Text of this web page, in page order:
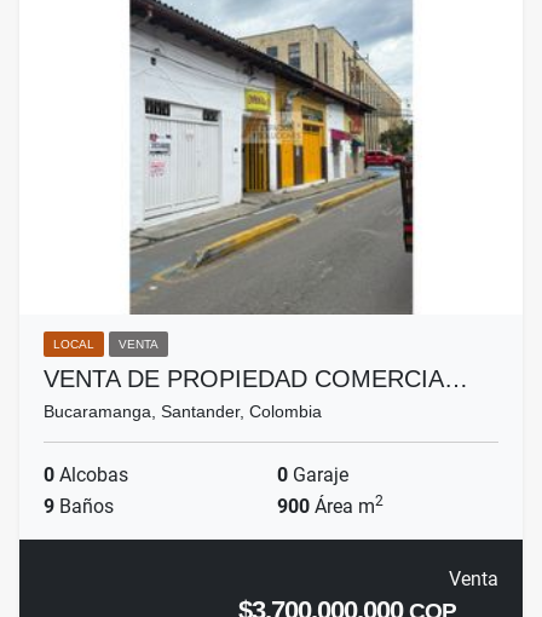
LOCAL VENTA
VENTA DE PROPIEDAD COMERCIA…
Bucaramanga, Santander, Colombia
0 Alcobas 0 Garaje
9 Baños 900 Área m2
Venta
$3.700.000.000COP